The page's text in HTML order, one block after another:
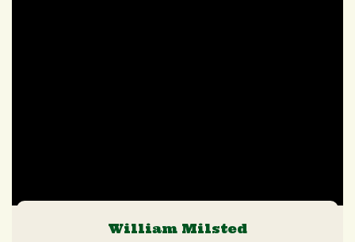
William Milsted